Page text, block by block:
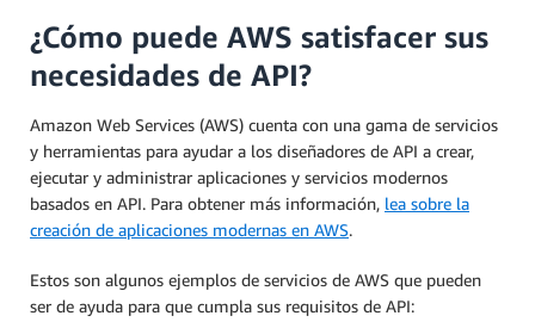
¿Cómo puede AWS satisfacer sus
necesidades de API?
Amazon Web Services (AWS) cuenta con una gama de servicios
y herramientas para ayudar a los diseñadores de API a crear,
ejecutar y administrar aplicaciones y servicios modernos
basados en API. Para obtener más información, lea sobre la
creación de aplicaciones modernas en AWS.
Estos son algunos ejemplos de servicios de AWS que pueden
ser de ayuda para que cumpla sus requisitos de API: